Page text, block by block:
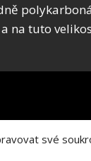
své
na tuto